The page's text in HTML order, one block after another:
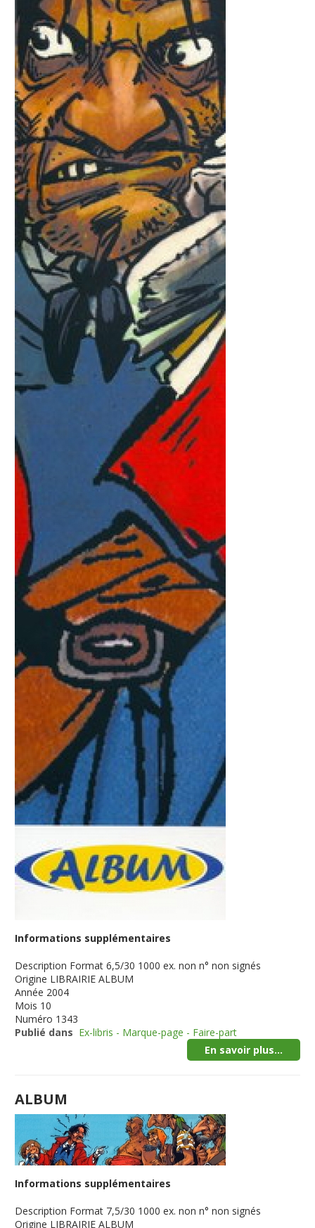
Informations supplémentaires
Description Format 6,5/30 1000 ex. non n° non signés
Origine LIBRAIRIE ALBUM
Année 2004
Mois 10
Numéro 1343
Publié dans Ex-libris - Marque-page - Faire-part
En savoir plus...
ALBUM
Informations supplémentaires
Description Format 7,5/30 1000 ex. non n° non signés
Origine LIBRAIRIE ALBUM